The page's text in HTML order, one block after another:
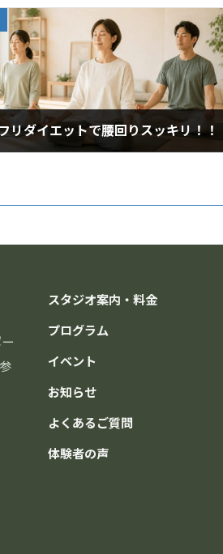
リダイエットで腰回りスッキリ！！
スタジオ案内・料金
プログラム
イベント
お知らせ
よくあるご質問
体験者の声